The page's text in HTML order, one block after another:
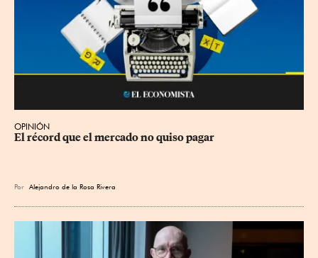
OPINIÓN
El récord que el mercado no quiso pagar
Por Alejandro de la Rosa Rivera